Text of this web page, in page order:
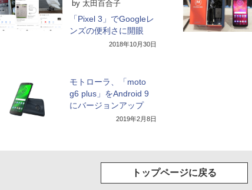
by 太田百合子
「Pixel 3」でGoogleレ
ンズの便利さに開眼
2018年10月30日
モトローラ、「moto
g6 plus」をAndroid 9
にバージョンアップ
2019年2月8日
トップページに戻る